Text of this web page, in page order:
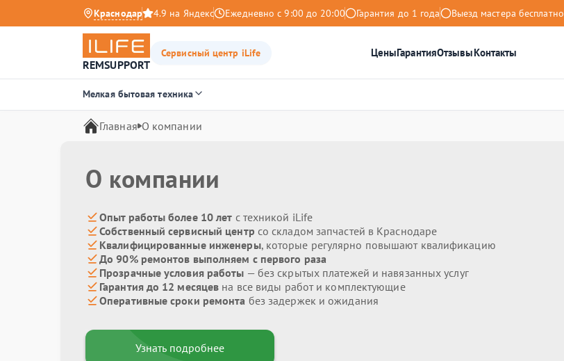
Краснодар 4.9 на Яндекс Ежедневно с 9:00 до 20:00 Гарантия до 1 года Выезд мастера бесплатно
REMSUPPORT
Сервисный центр iLife ЦеныГарантияОтзывыКонтакты
Мелкая бытовая техника
Главная О компании
О компании
Опыт работы более 10 лет с техникой iLife
Собственный сервисный центр со складом запчастей в Краснодаре
Квалифицированные инженеры, которые регулярно повышают квалификацию
До 90% ремонтов выполняем с первого раза
Прозрачные условия работы — без скрытых платежей и навязанных услуг
Гарантия до 12 месяцев на все виды работ и комплектующие
Оперативные сроки ремонта без задержек и ожидания
Узнать подробнее